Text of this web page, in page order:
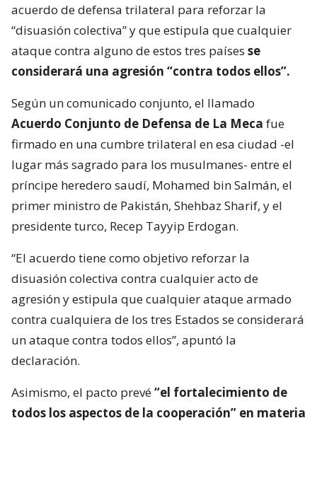
acuerdo de defensa trilateral para reforzar la
“disuasión colectiva” y que estipula que cualquier
ataque contra alguno de estos tres países se
considerará una agresión “contra todos ellos”.
Según un comunicado conjunto, el llamado
Acuerdo Conjunto de Defensa de La Meca fue
firmado en una cumbre trilateral en esa ciudad -el
lugar más sagrado para los musulmanes- entre el
príncipe heredero saudí, Mohamed bin Salmán, el
primer ministro de Pakistán, Shehbaz Sharif, y el
presidente turco, Recep Tayyip Erdogan.
“El acuerdo tiene como objetivo reforzar la
disuasión colectiva contra cualquier acto de
agresión y estipula que cualquier ataque armado
contra cualquiera de los tres Estados se considerará
un ataque contra todos ellos”, apuntó la
declaración.
Asimismo, el pacto prevé“el fortalecimiento de
todos los aspectos de la cooperación” en materia